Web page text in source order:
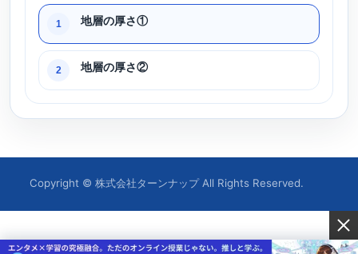
1 地層の厚さ①
2 地層の厚さ②
Copyright © 株式会社ターンナップ All Rights Reserved.